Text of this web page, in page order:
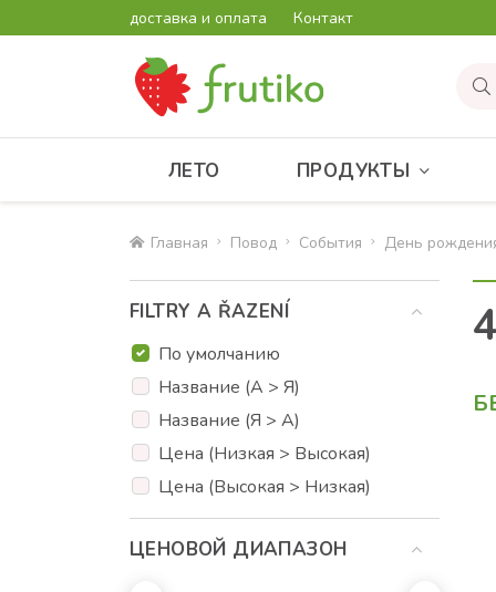
доставка и оплата Контакт
ЛЕТО ПРОДУКТЫ
Главная Повод События День
FILTRY A ŘAZENÍ
По умолчанию
Название (А > Я)
Название (Я > А)
Цена (Низкая > Высокая)
Цена (Высокая > Низкая)
ЦЕНОВОЙ ДИАПАЗОН